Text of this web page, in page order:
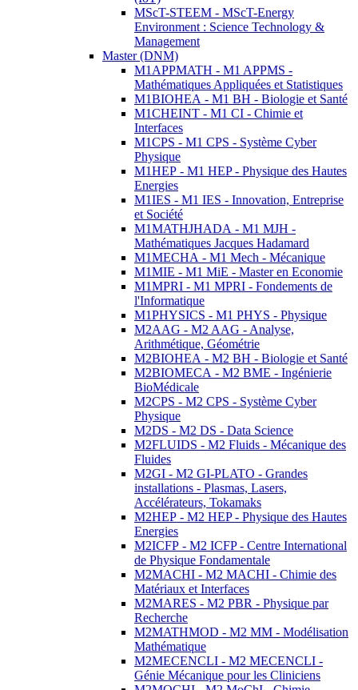
MScT-STEEM - MScT-Energy
Environment : Science Technology &
Management
Master (DNM)
M1APPMATH - M1 APPMS -
Mathématiques Appliquées et Statistiques
M1BIOHEA - M1 BH - Biologie et Santé
M1CHEINT - M1 CI - Chimie et
Interfaces
M1CPS - M1 CPS - Système Cyber
Physique
M1HEP - M1 HEP - Physique des Hautes
Energies
M1IES - M1 IES - Innovation, Entreprise
et Société
M1MATHJHADA - M1 MJH -
Mathématiques Jacques Hadamard
M1MECHA - M1 Mech - Mécanique
M1MIE - M1 MiE - Master en Economie
M1MPRI - M1 MPRI - Fondements de
l'Informatique
M1PHYSICS - M1 PHYS - Physique
M2AAG - M2 AAG - Analyse,
Arithmétique, Géométrie
M2BIOHEA - M2 BH - Biologie et Santé
M2BIOMECA - M2 BME - Ingénierie
BioMédicale
M2CPS - M2 CPS - Système Cyber
Physique
M2DS - M2 DS - Data Science
M2FLUIDS - M2 Fluids - Mécanique des
Fluides
M2GI - M2 GI-PLATO - Grandes
installations - Plasmas, Lasers,
Accélérateurs, Tokamaks
M2HEP - M2 HEP - Physique des Hautes
Energies
M2ICFP - M2 ICFP - Centre International
de Physique Fondamentale
M2MACHI - M2 MACHI - Chimie des
Matériaux et Interfaces
M2MARES - M2 PBR - Physique par
Recherche
M2MATHMOD - M2 MM - Modélisation
Mathématique
M2MECENCLI - M2 MECENCLI -
Génie Mécanique pour les Cliniciens